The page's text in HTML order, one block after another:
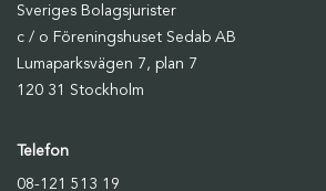
Sveriges Bolagsjurister
c / o Föreningshuset Sedab AB
Lumaparksvägen 7, plan 7
120 31 Stockholm
Telefon
08-121 513 19